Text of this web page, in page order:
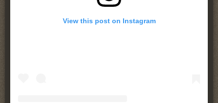
View this post on Instagram